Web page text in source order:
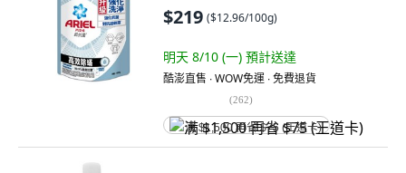
$219 ($12.96/100g)
明天 8/10 (一) 預計送達
酷澎直售 ∙ WOW免運 ∙ 免費退貨
(262)
满 $1,500 再省 $75 (王道卡)